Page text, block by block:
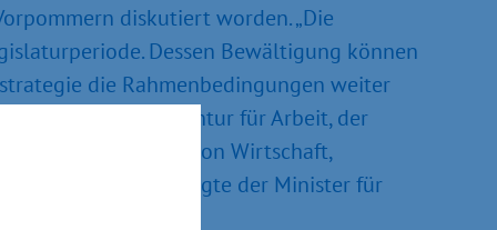
diskutiert worden. „Die
Dessen Bewältigung können
die Rahmenbedingungen weiter
der Bundesagentur für Arbeit, der
und Unternehmen von Wirtschaft,
gearbeitet“, sagte der Minister für